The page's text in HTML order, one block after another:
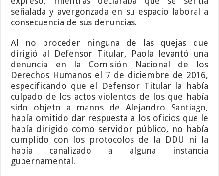
señalada y avergonzada en su espacio laboral a
consecuencia de sus denuncias.
Al no proceder ninguna de las quejas que
dirigió al Defensor Titular, Paola levantó una
denuncia en la Comisión Nacional de los
Derechos Humanos el 7 de diciembre de 2016,
especificando que el Defensor Titular la había
culpado de los actos violentos de los que había
sido objeto a manos de Alejandro Santiago,
había omitido dar respuesta a los oficios que le
había dirigido como servidor público, no había
cumplido con los protocolos de la DDU ni la
había canalizado a alguna instancia
gubernamental.